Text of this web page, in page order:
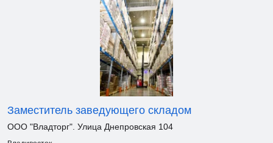
Заместитель заведующего складом
ООО "Владторг". Улица Днепровская 104